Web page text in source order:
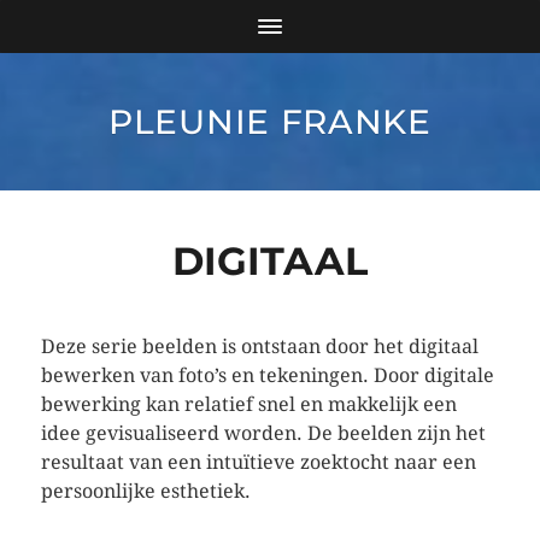
PLEUNIE FRANKE
DIGITAAL
Deze serie beelden is ontstaan door het digitaal
bewerken van foto’s en tekeningen. Door digitale
bewerking kan relatief snel en makkelijk een
idee gevisualiseerd worden. De beelden zijn het
resultaat van een intuïtieve zoektocht naar een
persoonlijke esthetiek.